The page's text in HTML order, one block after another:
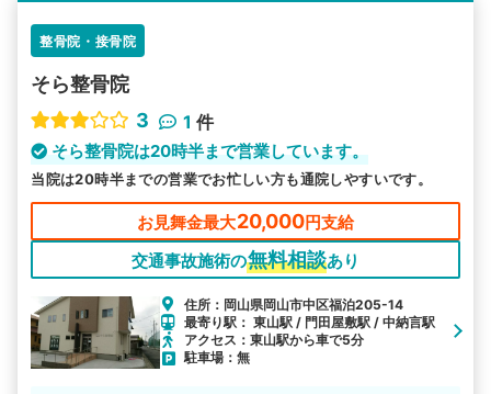
その他の検索方法
駅から探す 院名から探す
整骨院・接骨院
そら整骨院
3
1 件
そら整骨院は20時半まで営業しています。
当院は20時半までの営業でお忙しい方も通院しやすいです。
お見舞金最大20,000円支給
交通事故施術の無料相談あり
住所：岡山県岡山市中区福泊205-14
最寄り駅： 東山駅 / 門田屋敷駅 / 中納言駅
アクセス：東山駅から車で5分
駐車場：無